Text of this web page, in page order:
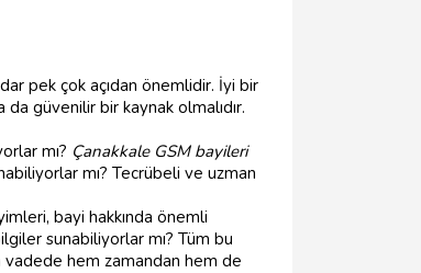
pek çok açıdan önemlidir. İyi bir
güvenilir bir kaynak olmalıdır.
mı? Çanakkale GSM bayileri
mı? Tecrübeli ve uzman
bayi hakkında önemli
sunabiliyorlar mı? Tüm bu
vadede hem zamandan hem de